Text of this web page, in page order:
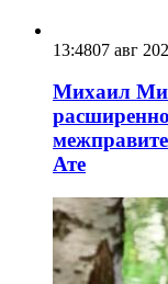
13:4807 авг
Михаил
Ате